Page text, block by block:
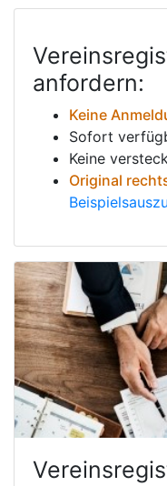
anfordern:
Keine
Sofort
Keine
Original